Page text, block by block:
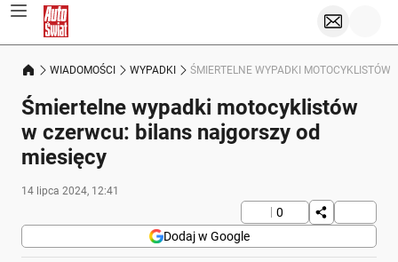
WIADOMOŚCI WYPADKI ŚMIERTELNE WYPADKI MOTOCYKLISTÓW
Śmiertelne wypadki motocyklistów
w czerwcu: bilans najgorszy od
miesięcy
14 lipca 2024, 12:41
0
Dodaj w Google